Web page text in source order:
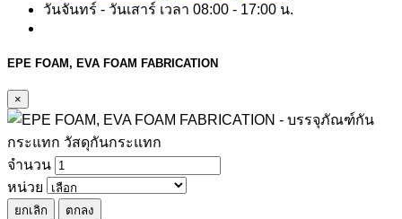
วันจันทร์ - วันเสาร์ เวลา 08:00 - 17:00 น.
EPE FOAM, EVA FOAM FABRICATION
×
จำนวน
หน่วย
ยกเลิก ตกลง